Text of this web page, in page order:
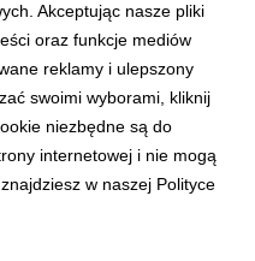
kampanii VML
oszałamiającą
najnowocześniejsza
Trzy facebookowe
Akceptując nasze pliki
oraz funkcje mediów
reklamy i ulepszony
swoimi wyborami, kliknij
niezbędne są do
internetowej i nie mogą
w naszej Polityce